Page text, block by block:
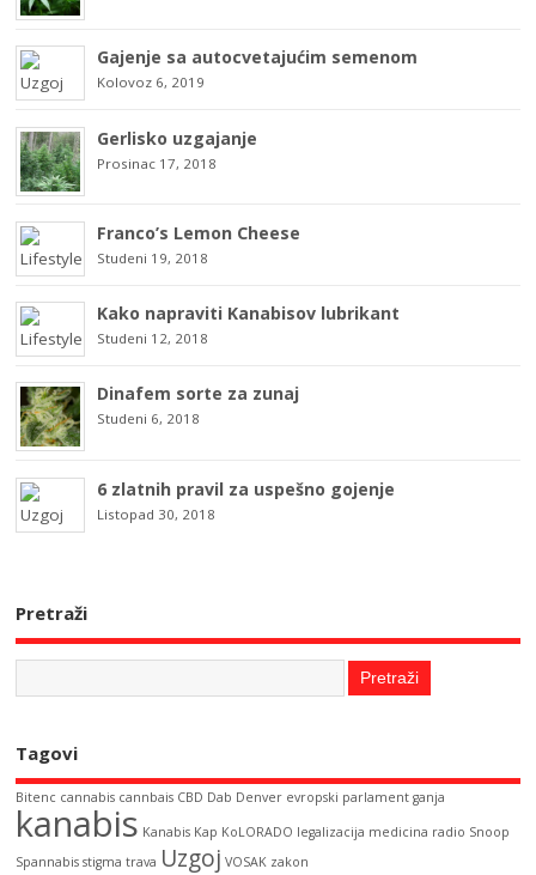
Gajenje sa autocvetajućim semenom
Kolovoz 6, 2019
Gerlisko uzgajanje
Prosinac 17, 2018
Franco’s Lemon Cheese
Studeni 19, 2018
Kako napraviti Kanabisov lubrikant
Studeni 12, 2018
Dinafem sorte za zunaj
Studeni 6, 2018
6 zlatnih pravil za uspešno gojenje
Listopad 30, 2018
Pretraži
Tagovi
Bitenc cannabis cannbais CBD Dab Denver evropski parlament ganja
kanabis Kanabis Kap KoLORADO legalizacija medicina radio Snoop
Spannabis stigma trava Uzgoj VOSAK zakon